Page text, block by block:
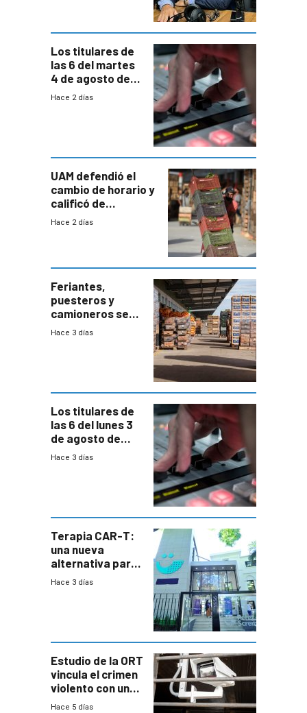
Los titulares de
las 6 del martes
4 de agosto de
2026
Hace 2 días
UAM defendió el
cambio de horario y
calificó de
“desproporcionado”
Hace 2 días
Feriantes,
puesteros y
camioneros se
movilizaron en
Hace 3 días
Los titulares de
las 6 del lunes 3
de agosto de
2026
Hace 3 días
Terapia CAR-T:
una nueva
alternativa para
niños y
Hace 3 días
Estudio de la ORT
vincula el crimen
violento con una
menor creación
Hace 5 días